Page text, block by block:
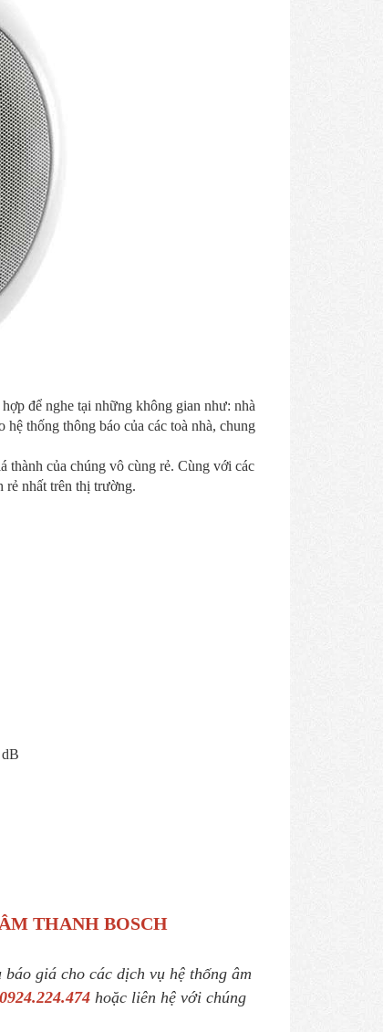
để nghe tại những không gian như: nhà
thống thông báo của các toà nhà, chung
thành của chúng vô cùng rẻ. Cùng với các
rẻ nhất trên thị trường.
THANH BOSCH
giá cho các dịch vụ hệ thống âm
0924.224.474hoặc liên hệ với chúng